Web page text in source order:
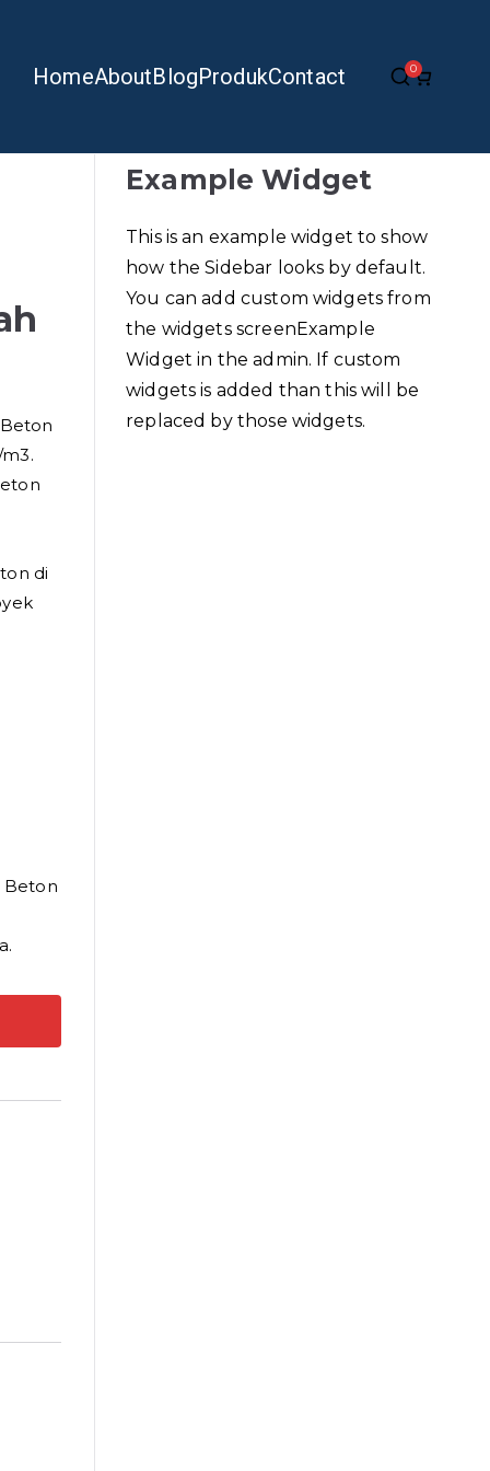
HomeAboutBlogProdukContact 0
di
Beton
Example Widget
This is an example widget to show
how the Sidebar looks by default.
You can add custom widgets from
the widgets screenExample
Widget in the admin. If custom
widgets is added than this will be
replaced by those widgets.